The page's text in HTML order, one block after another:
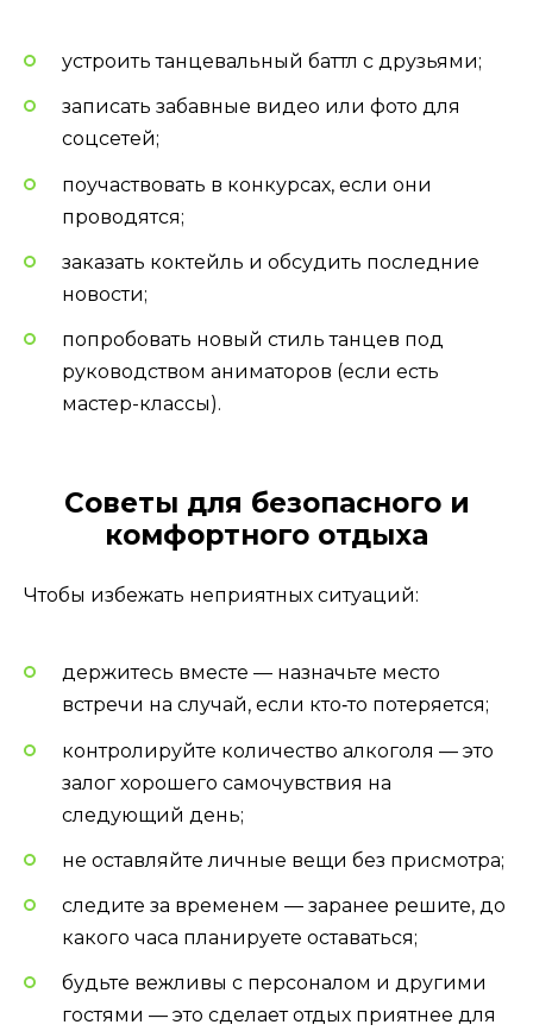
устроить танцевальный баттл с друзьями;
записать забавные видео или фото для
соцсетей;
поучаствовать в конкурсах, если они
проводятся;
заказать коктейль и обсудить последние
новости;
попробовать новый стиль танцев под
руководством аниматоров (если есть
мастер-классы).
Советы для безопасного и
комфортного отдыха
Чтобы избежать неприятных ситуаций:
держитесь вместе — назначьте место
встречи на случай, если кто‑то потеряется;
контролируйте количество алкоголя — это
залог хорошего самочувствия на
следующий день;
не оставляйте личные вещи без присмотра;
следите за временем — заранее решите, до
какого часа планируете оставаться;
будьте вежливы с персоналом и другими
гостями — это сделает отдых приятнее для